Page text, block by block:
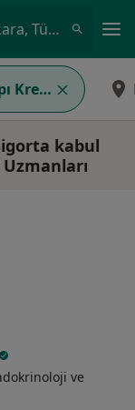
Ortopedi Ve Travmatoloji • Ankara, Türkiye
Kredi Sigorta
kabul
ve